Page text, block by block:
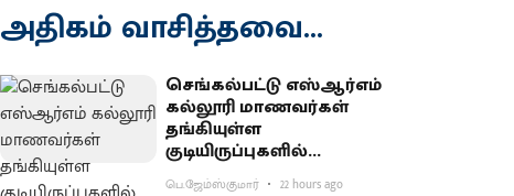
அதிகம் வாசித்தவை...
செங்கல்பட்டு எஸ்ஆர்எம்
கல்லூரி மாணவர்கள்
தங்கியுள்ள
குடியிருப்புகளில்
போலீஸார் சோதனை
பெ.ஜேம்ஸ்குமார் 22 hours ago